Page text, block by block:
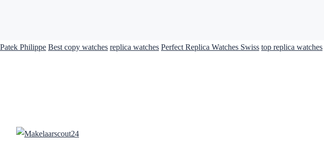
Patek Philippe Best copy watches replica watches Perfect Replica Watches Swiss top replica watches